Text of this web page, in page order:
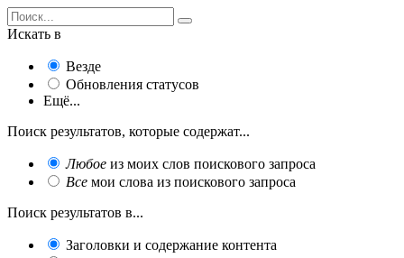
Искать в
Везде
Обновления статусов
Ещё...
Поиск результатов, которые содержат...
Любое из моих слов поискового запроса
Все мои слова из поискового запроса
Поиск результатов в...
Заголовки и содержание контента